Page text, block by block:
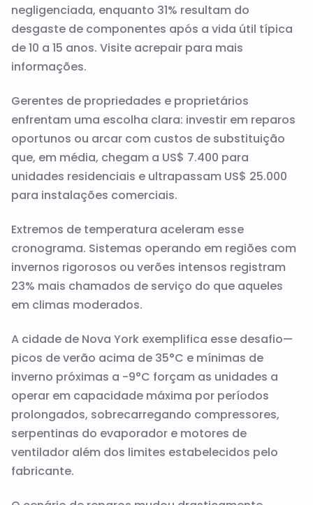
negligenciada, enquanto 31% resultam do
desgaste de componentes após a vida útil típica
de 10 a 15 anos. Visite acrepairpara mais
informações.
Gerentes de propriedades e proprietários
enfrentam uma escolha clara: investir em reparos
oportunos ou arcar com custos de substituição
que, em média, chegam a US$ 7.400 para
unidades residenciais e ultrapassam US$ 25.000
para instalações comerciais.
Extremos de temperatura aceleram esse
cronograma. Sistemas operando em regiões com
invernos rigorosos ou verões intensos registram
23% mais chamados de serviço do que aqueles
em climas moderados.
A cidade de Nova York exemplifica esse desafio—
picos de verão acima de 35°C e mínimas de
inverno próximas a -9°C forçam as unidades a
operar em capacidade máxima por períodos
prolongados, sobrecarregando compressores,
serpentinas do evaporador e motores de
ventilador além dos limites estabelecidos pelo
fabricante.